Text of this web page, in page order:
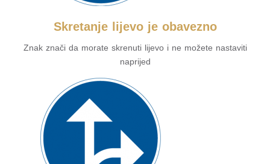
Skretanje lijevo je obavezno
Znak znači da morate skrenuti lijevo i ne možete nastaviti
naprijed